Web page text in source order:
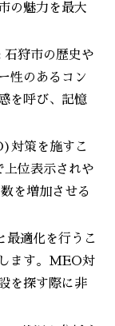
の魅力を最大
石狩市の歴史や
性のあるコン
を呼び、記憶
対策を施すこ
位表示されや
を増加させる
最適化を行うこ
ます。MEO対
を探す際に非